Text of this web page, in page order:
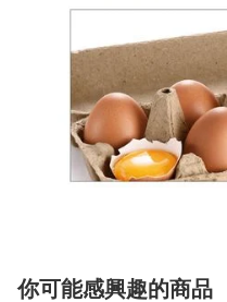
你可能感興趣的商品